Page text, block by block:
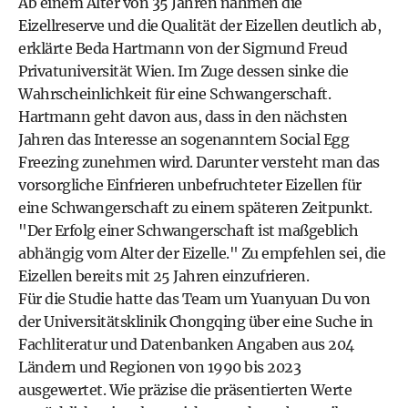
Eizellreserve und die Qualität der Eizellen deutlich ab,
erklärte Beda Hartmann von der Sigmund Freud
Privatuniversität Wien. Im Zuge dessen sinke die
Wahrscheinlichkeit für eine Schwangerschaft.
Hartmann geht davon aus, dass in den nächsten
Jahren das Interesse an sogenanntem Social Egg
Freezing zunehmen wird. Darunter versteht man das
vorsorgliche Einfrieren unbefruchteter Eizellen für
eine Schwangerschaft zu einem späteren Zeitpunkt.
"Der Erfolg einer Schwangerschaft ist maßgeblich
abhängig vom Alter der Eizelle." Zu empfehlen sei, die
Eizellen bereits mit 25 Jahren einzufrieren.
Für die Studie hatte das Team um Yuanyuan Du von
der Universitätsklinik Chongqing über eine Suche in
Fachliteratur und Datenbanken Angaben aus 204
Ländern und Regionen von 1990 bis 2023
ausgewertet. Wie präzise die präsentierten Werte